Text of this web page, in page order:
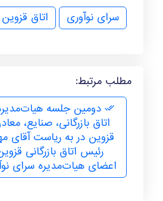
سرای نوآوری
اتاق قزوین
مطلب مرتبط:
دومین جلسه
اتاق بازرگانی، صنایع،
قزوین در به ریاست آقای
رئیس اتاق بازرگانی
اعضای هیات‌مدیره سرای